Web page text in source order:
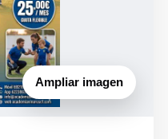
Ampliar imagen